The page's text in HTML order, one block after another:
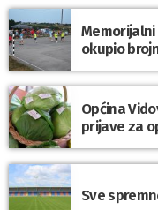
okupio
Općina
prijave za
Sve